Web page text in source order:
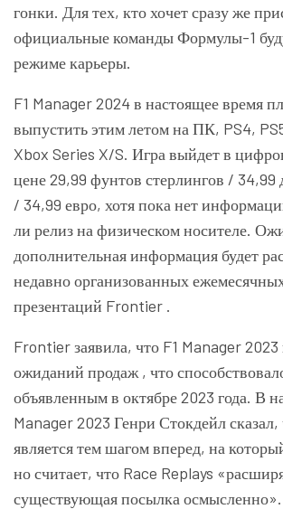
гонки. Для тех, кто хочет сразу же
официальные команды Формулы-1
режиме карьеры.
F1 Manager 2024 в настоящее время
выпустить этим летом на ПК, PS4,
Xbox Series X/S. Игра выйдет в
цене 29,99 фунтов стерлингов /
/ 34,99 евро, хотя пока нет
ли релиз на физическом носителе.
дополнительная информация будет
недавно организованных
презентаций Frontier .
Frontier заявила, что F1 Manager 2023
ожиданий продаж , что
объявленным в октябре 2023 года. В
Manager 2023 Генри Стокдейл сказал,
является тем шагом вперед, на
но считает, что Race Replays
существующая посылка осмысленно».